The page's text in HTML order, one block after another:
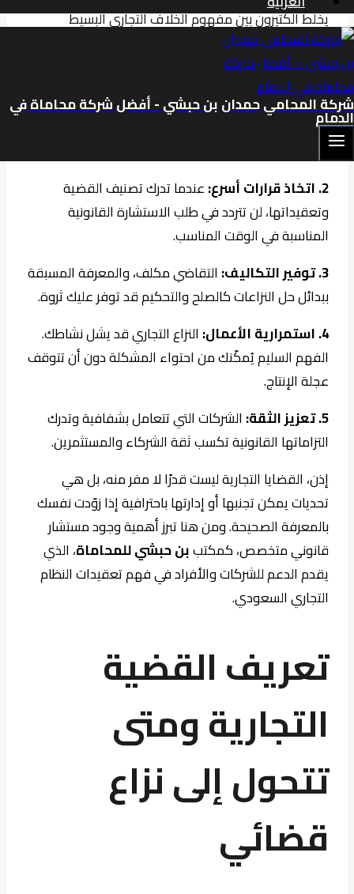
شركة المحامي حمدان بن حبشي - أفضل شركة محاماة في
الدمام
يخلط الكثيرون بين مفهوم الخلاف التجاري البسيط
والقضية التجارية المتكاملة الأركان. الحقيقة أن الإلمام
بطبيعة القضايا التجارية يُكسبك عدة مزايا استراتيجية:
1.الوقاية خير من العلاج:
فهم الأسباب الشائعة
للنزاعات يساعدك على صياغة عقود محكمة وتجنب
2. اتخاذ قرارات أسرع:
عندما تدرك تصنيف القضية
وتعقيداتها، لن تتردد في طلب الاستشارة القانونية
المناسبة في الوقت المناسب.
3. توفير التكاليف:
التقاضي مكلف، والمعرفة المسبقة
ببدائل حل النزاعات كالصلح والتحكيم قد توفر عليك ثروة.
4. استمرارية الأعمال:
النزاع التجاري قد يشل نشاطك.
الفهم السليم يُمكّنك من احتواء المشكلة دون أن تتوقف
عجلة الإنتاج.
5. تعزيز الثقة:
الشركات التي تتعامل بشفافية وتدرك
التزاماتها القانونية تكسب ثقة الشركاء والمستثمرين.
إذن، القضايا التجارية ليست قدرًا لا مفر منه، بل هي
تحديات يمكن تجنبها أو إدارتها باحترافية إذا زوّدت نفسك
بالمعرفة الصحيحة. ومن هنا تبرز أهمية وجود مستشار
قانوني متخصص، كمكتببن حبشي للمحاماة، الذي
يقدم الدعم للشركات والأفراد في فهم تعقيدات النظام
التجاري السعودي.
تعريف القضية
التجارية ومتى
تتحول إلى نزاع
قضائي